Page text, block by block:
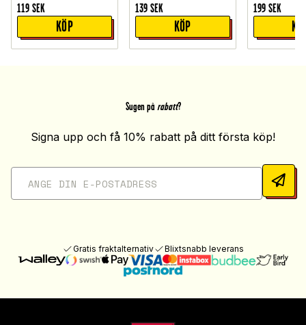
119 SEK
KÖP
139 SEK
KÖP
199 SEK
Sugen på rabatt?
Signa upp och få 10% rabatt på ditt första köp!
Gratis fraktalternativ Blixtsnabb leverans